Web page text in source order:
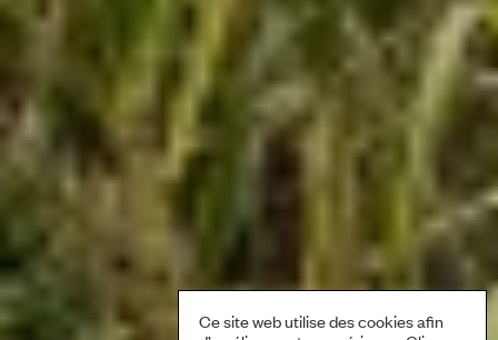
Ce site web utilise des cookies afin